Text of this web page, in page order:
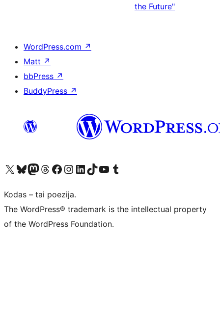
the Future"
WordPress.com ↗
Matt ↗
bbPress ↗
BuddyPress ↗
Visit our X (formerly Twitter) account
Apsilankykite mūsų Bluesky paskyroje
Visit our Mastodon account
Apsilankykite mūsų Threads paskyroje
Visit our Facebook page
Visit our Instagram account
Visit our LinkedIn account
Apsilankykite mūsų TikTok paskyroje
Visit our YouTube channel
Apsilankykite mūsų Tumblr paskyroje
Kodas – tai poezija.
The WordPress® trademark is the intellectual property
of the WordPress Foundation.